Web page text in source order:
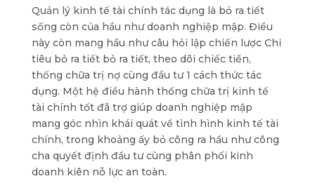
Quản lý kinh tế tài chính tác dụng là bỏ ra tiết
sống còn của hầu như doanh nghiệp mập. Điều
này còn mang hầu như câu hỏi lập chiến lược Chi
tiêu bỏ ra tiết bỏ ra tiết, theo dõi chiếc tiền,
thống chữa trị nợ cùng đầu tư 1 cách thức tác
dụng. Một hệ điều hành thống chữa trị kinh tế
tài chính tốt đã trợ giúp doanh nghiệp mập
mang góc nhìn khái quát về tình hình kinh tế tài
chính, trong khoảng ấy bỏ công ra hầu như công
cha quyết định đầu tư cùng phân phối kinh
doanh kiên nỗ lực an toàn.